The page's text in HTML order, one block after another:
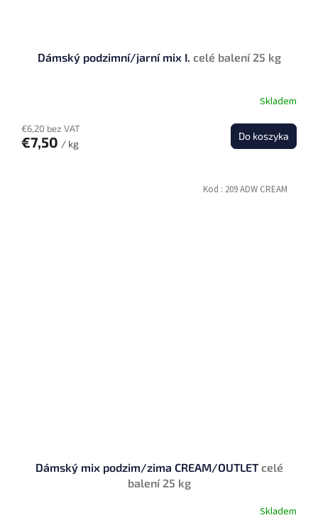
Dámský podzimní/jarní mix I. celé balení 25 kg
Skladem
€6,20 bez VAT
€7,50 / kg
Do koszyka
Dámský mix podzim/zima CREAM/OUTLETcelé
balení 25 kg
Skladem
Kod : 209 ADW CREAM